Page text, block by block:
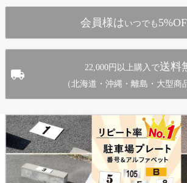
会員様は いつでも
22,000円以上購入で送料
（北海道・沖縄・離島・大型商